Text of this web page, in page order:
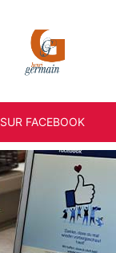
SUR FACEBOOK